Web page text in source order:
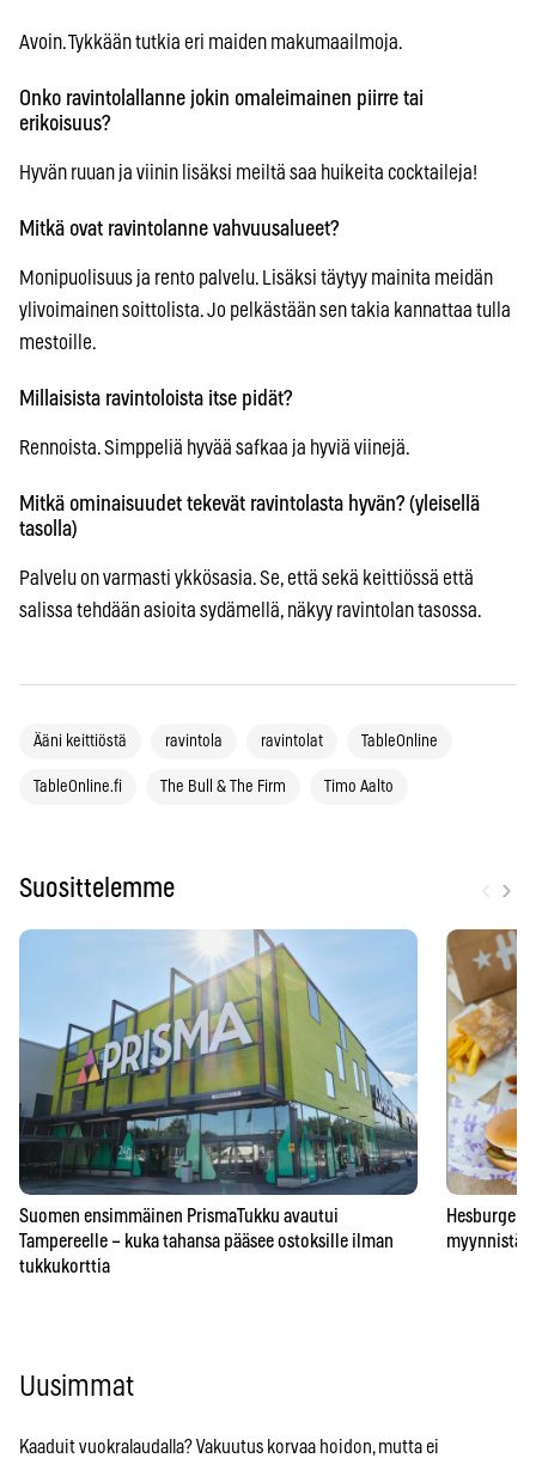
Avoin. Tykkään tutkia eri maiden makumaailmoja.
Onko ravintolallanne jokin omaleimainen piirre tai
erikoisuus?
Hyvän ruuan ja viinin lisäksi meiltä saa huikeita cocktaileja!
Mitkä ovat ravintolanne vahvuusalueet?
Monipuolisuus ja rento palvelu. Lisäksi täytyy mainita meidän
ylivoimainen soittolista. Jo pelkästään sen takia kannattaa tulla
mestoille.
Millaisista ravintoloista itse pidät?
Rennoista. Simppeliä hyvää safkaa ja hyviä viinejä.
Mitkä ominaisuudet tekevät ravintolasta hyvän? (yleisellä
tasolla)
Palvelu on varmasti ykkösasia. Se, että sekä keittiössä että
salissa tehdään asioita sydämellä, näkyy ravintolan tasossa.
Ääni keittiöstä ravintola ravintolat TableOnline
TableOnline.fi The Bull & The Firm Timo Aalto
Suosittelemme ›
Suomen ensimmäinen PrismaTukku avautui
Tampereelle – kuka tahansa pääsee ostoksille ilman
tukkukorttia
myynnistä
Uusimmat
Kaaduit vuokralaudalla? Vakuutus korvaa hoidon, mutta ei